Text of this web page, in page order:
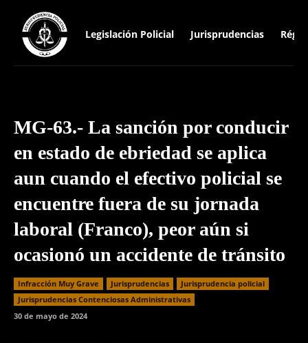
Legislación Policial Jurisprudencias
MG-63.- La sanción por conducir
en estado de ebriedad se aplica
aun cuando el efectivo policial se
encuentre fuera de su jornada
laboral (Franco), peor aún si
ocasionó un accidente de tránsito
Infracción Muy Grave Jurisprudencias
Jurisprudencia policial
Jurisprudencias Contenciosas Administrativas
30 de mayo de 2024